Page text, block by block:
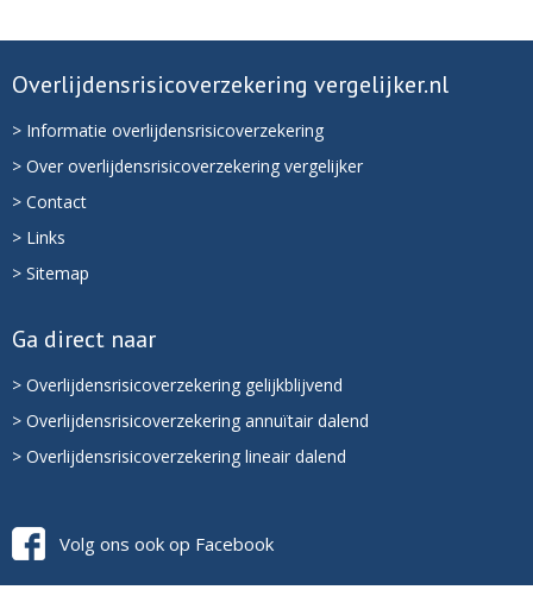
Overlijdensrisicoverzekering vergelijker.nl
> Informatie overlijdensrisicoverzekering
> Over overlijdensrisicoverzekering vergelijker
> Contact
> Links
> Sitemap
Ga direct naar
> Overlijdensrisicoverzekering gelijkblijvend
> Overlijdensrisicoverzekering annuïtair dalend
> Overlijdensrisicoverzekering lineair dalend
Volg ons ook op Facebook